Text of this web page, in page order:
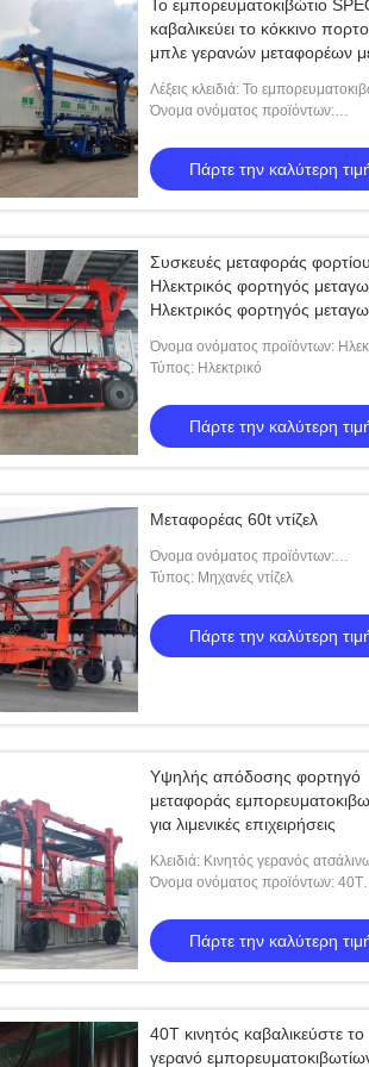
Το εμπορευματοκιβώτιο
καβαλικεύει το κόκκινο
μπλε γερανών μεταφορέων
Λέξεις κλειδιά: Το
καβαλικεύει το γερανό μεταφορέων
Όνομα ονόματος προϊόντων:
τη μηχανή diesel για τη
Πάρτε την καλύτερη
Συσκευές μεταφοράς φορτίου
Ηλεκτρικός φορτηγός
Ηλεκτρικός φορτηγός
Όνομα ονόματος προϊόντων:
φορητός φορτηγός 70T
Τύπος: Ηλεκτρικό
Πάρτε την καλύτερη
Μεταφορέας 60t ντίζελ
Όνομα ονόματος προϊόντων:
Μεταφορέας 60 τόνων
Τύπος: Μηχανές ντίζελ
Πάρτε την καλύτερη
Υψηλής απόδοσης φορτηγό
μεταφοράς
για λιμενικές επιχειρήσεις
Κλειδιά: Κινητός γερανός
σκελετών
Όνομα ονόματος προϊόντων: 40T
την ανύψωση των μεγάλου
προϊόντωνΠάρτε την καλύτερη
40T κινητός καβαλικεύστε το
γερανό